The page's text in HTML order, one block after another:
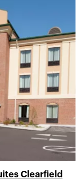
Clearfield